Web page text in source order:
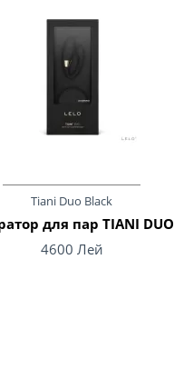
Tiani Duo Black
для пар TIANI DUO
4600 Лей